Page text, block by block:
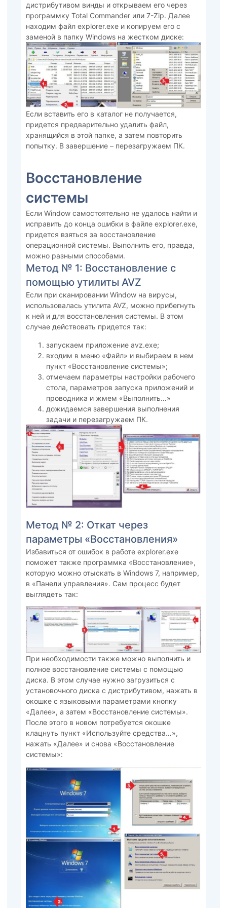
дистрибутивом винды и открываем его через
программку Total Commander или 7-Zip. Далее
находим файл explorer.exe и копируем его с
заменой в папку Windows на жестком диске:
Если вставить его в каталог не получается,
придется предварительно удалить файл,
хранящийся в этой папке, а затем повторить
попытку. В завершение – перезагружаем ПК.
Восстановление
системы
Если Window самостоятельно не удалось найти и
исправить до конца ошибки в файле explorer.exe,
придется взяться за восстановление
операционной системы. Выполнить его, правда,
можно разными способами.
Метод № 1: Восстановление с
помощью утилиты AVZ
Если при сканировании Window на вирусы,
использовалась утилита AVZ, можно прибегнуть
к ней и для восстановления системы. В этом
случае действовать придется так:
запускаем приложение avz.exe;
входим в меню «Файл» и выбираем в нем
пункт «Восстановление системы»;
отмечаем параметры настройки рабочего
стола, параметров запуска приложений и
проводника и жмем «Выполнить…»
дожидаемся завершения выполнения
задачи и перезагружаем ПК.
Метод № 2: Откат через
параметры «Восстановления»
Избавиться от ошибок в работе explorer.exe
поможет также программка «Восстановление»,
которую можно отыскать в Windows 7, например,
в «Панели управления». Сам процесс будет
выглядеть так:
При необходимости также можно выполнить и
полное восстановление системы с помощью
диска. В этом случае нужно загрузиться с
установочного диска с дистрибутивом, нажать в
окошке с языковыми параметрами кнопку
«Далее», а затем «Восстановление системы».
После этого в новом потребуется окошке
клацнуть пункт «Используйте средства…»,
нажать «Далее» и снова «Восстановление
системы»: